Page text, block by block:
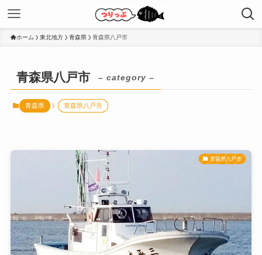
ホーム 東北地方 青森県 青森県八戸市
青森県八戸市 – category –
青森県 青森県八戸市
青森県八戸市